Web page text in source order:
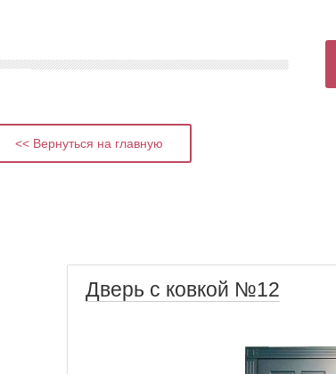
<< Вернуться на главную
Дверь с ковкой №12